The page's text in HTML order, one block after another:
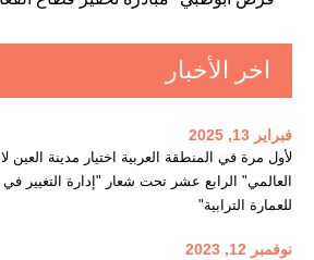
اخر الأخبار
فبراير 13, 2025
لأول مرة في المنطقة العربية اختيار مدينة العين
العالمي" الرابع عشر تحت شعار "إدارة التغيير في
للعمارة الترابية"
نوفمبر 12, 2023